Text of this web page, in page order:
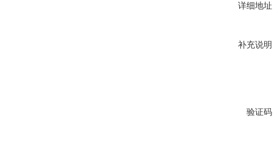
详细地址
补充说明
验证码